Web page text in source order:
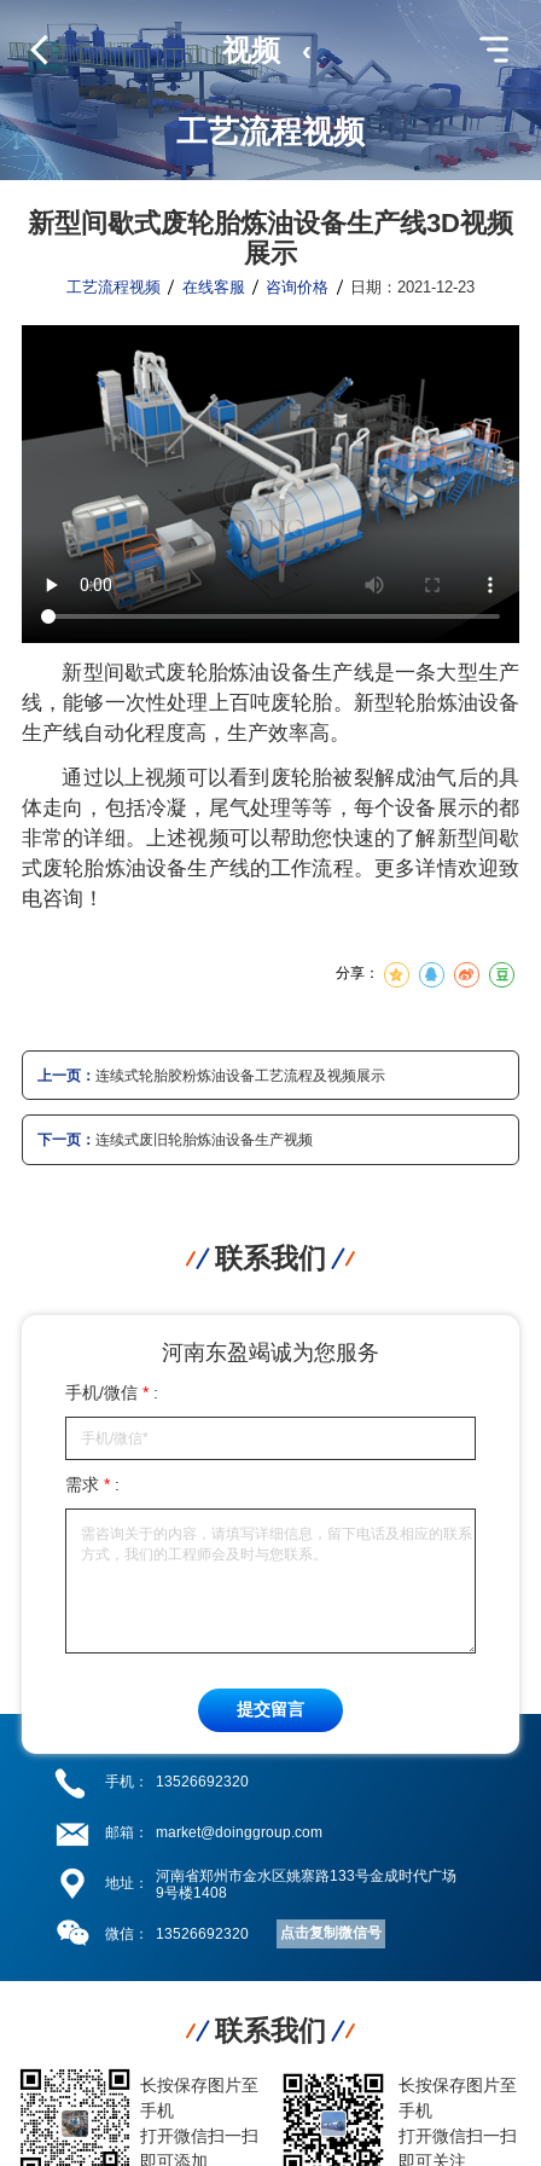
工艺流程视频
视频 ‹
新型间歇式废轮胎炼油设备生产线3D视频
展示
工艺流程视频 在线客服 咨询价格 日期：2021-12-23
新型间歇式废轮胎炼油设备生产线是一条大型生产
线，能够一次性处理上百吨废轮胎。新型轮胎炼油设备
生产线自动化程度高，生产效率高。
通过以上视频可以看到废轮胎被裂解成油气后的具
体走向，包括冷凝，尾气处理等等，每个设备展示的都
非常的详细。上述视频可以帮助您快速的了解新型间歇
式废轮胎炼油设备生产线的工作流程。更多详情欢迎致
电咨询！
分享：
上一页： 连续式轮胎胶粉炼油设备工艺流程及视频展示
下一页： 连续式废旧轮胎炼油设备生产视频
联系我们
河南东盈竭诚为您服务
手机/微信* :
需求* :
提交留言
手机： 13526692320
邮箱： market@doinggroup.com
地址：
河南省郑州市金水区姚寨路133号金成时代广场
9号楼1408
微信： 13526692320 点击复制微信号
联系我们
长按保存图片至
手机
打开微信扫一扫
即可添加
长按保存图片至
手机
打开微信扫一扫
即可关注